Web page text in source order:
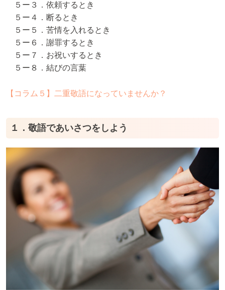
５ー３．依頼するとき
５ー４．断るとき
５ー５．苦情を入れるとき
５ー６．謝罪するとき
５ー７．お祝いするとき
５ー８．結びの言葉
【コラム５】二重敬語になっていませんか？
１．敬語であいさつをしよう